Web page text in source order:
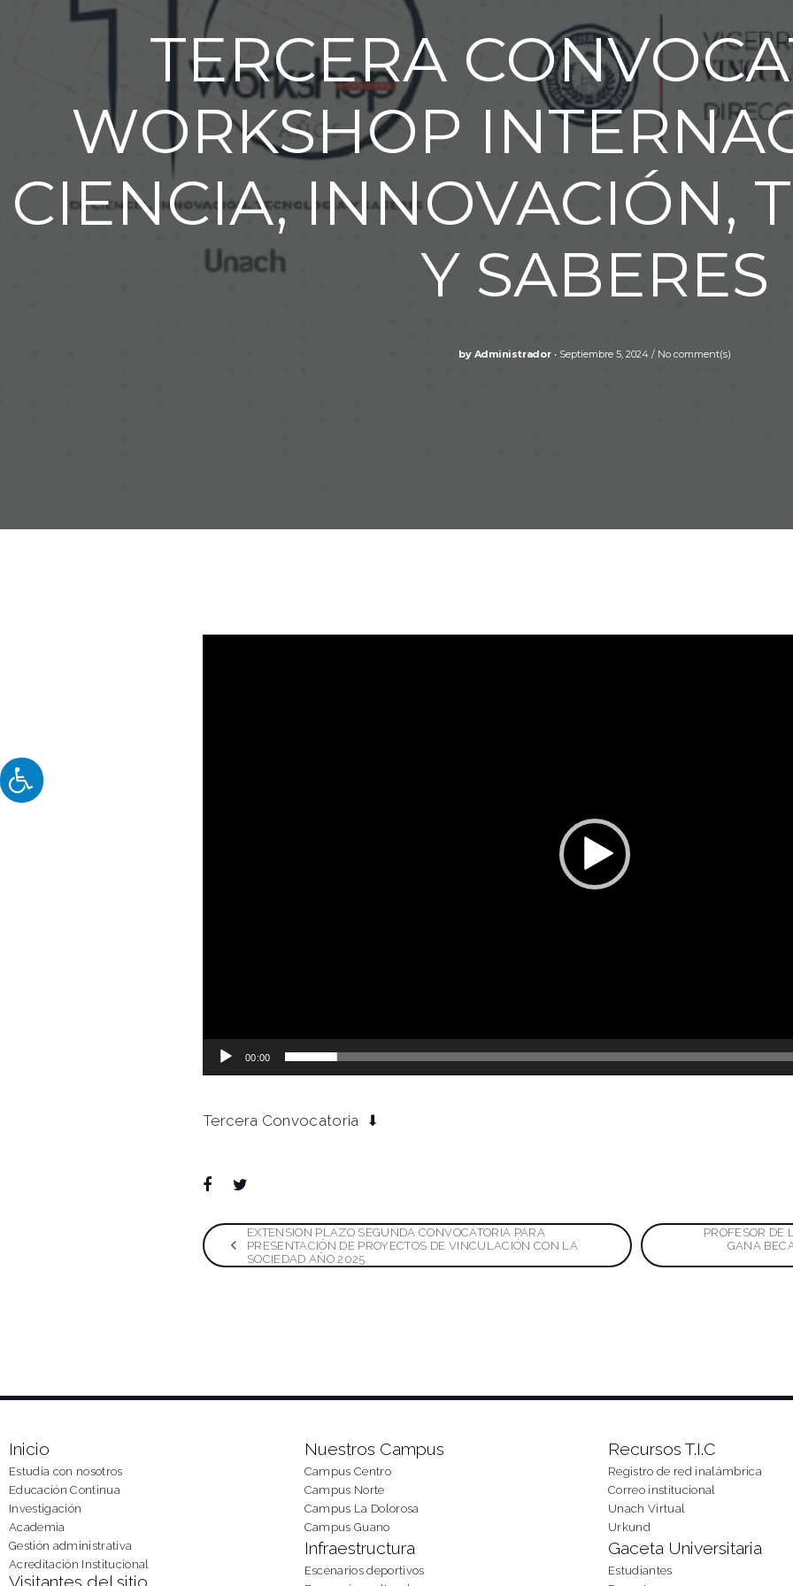
TERCERA
WORKSHOP
CIENCIA, INNOVACIÓN,
Y SABERES
by Administrador Septiembre 5, 2024 No comment(s)
00:00
Tercera Convocatoria ⬇
Facebook
Navegación
entradas
EXTENSION PLAZO SEGUNDA CONVOCATORIA PARA
PRESENTACIÓN DE PROYECTOS DE VINCULACIÓN CON LA
SOCIEDAD AÑO 2025
PROFESOR DE
GANA
Inicio
Estudia con nosotros
Educación Continua
Investigación
Academia
Gestión administrativa
Acreditación Institucional
Nuestros Campus
Campus Centro
Campus Norte
Campus La Dolorosa
Campus Guano
Infraestructura
Escenarios deportivos
Recursos T.I.C
Registro de red inalámbrica
Correo institucional
Unach Virtual
Urkund
Gaceta Universitaria
Estudiantes